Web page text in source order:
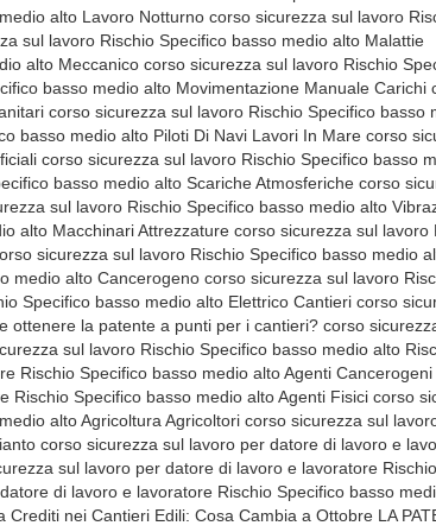
co basso medio alto Rischio Esplosioni corso sicurezza sul lavoro per datore di lavoro e lavoratore Rischio Specifico basso medio alto Agenti Cancerogeni Mutageni corso sicurezza sul lavoro per datore di lavoro e lavoratore Rischio Specifico basso medio alto Agenti Fisici corso sicurezza sul lavoro per datore di lavoro e lavoratore Rischio Specifico basso medio alto Agricoltura Agricoltori corso sicurezza sul lavoro per datore di lavoro e lavoratore Rischio Specifico basso medio alto Amianto corso sicurezza sul lavoro per datore di lavoro e lavoratore Rischio Specifico basso medio alto Attrezzature Da Lavoro corso sicurezza sul lavoro per datore di lavoro e lavoratore Rischio Specifico basso medio alto Biologico corso sicurezza sul lavoro per datore di lavoro e lavoratore Rischio Specifico basso medio alto Campi Magnetici Arriva la patente per lavorare nei cantieri Patente a Crediti nei Cantieri Edili: Cosa Cambia a Ottobre LA PATENTE A PUNTI NEI CANTIERI È LEGGE La patente a punti nei cantieri è legge: cos’è, come funziona Decreto PNRR: per accedere al cantiere servirà la patente Patente a punti in edilizia: come funziona il nuovo strumento Patente a punti per i cantieri: ecco come funziona Come ottenere la patente a punti per i cantieri? Patente a punti nei cantieri: di cosa si tratta Patente a punti in edilizia: ecco come funzionerà. Patente a punti per i cantieri: ecco come funziona Tutto sui Patentini in Edilizia corso sicurezza sul lavoro per datore di lavoro e lavoratore Rischio Specifico basso medio alto Cancerogeno corso sicurezza sul lavoro per datore di lavoro e lavoratore Rischio Specifico basso medio alto Chimico corso sicurezza sul lavoro per datore di lavoro e lavoratore Rischio Specifico basso medio alto Chimico corso sicurezza sul lavoro per datore di lavoro e lavoratore Rischio Specifico basso medio alto Comunicazione corso sicurezza sul lavoro per datore di lavoro e lavoratore Rischio Specifico basso medio alto Da Interferenze Duvri corso sicurezza sul lavoro per datore di lavoro e lavoratore Rischio Specifico basso medio alto Ditta Appaltatrici corso sicurezza sul lavoro per datore di lavoro e lavoratore Rischio Specifico basso medio alto Ditte Appaltanti corso sicurezza sul lavoro per datore di lavoro e lavoratore Rischio Specifico basso medio alto Elettrico corso sicurezza sul lavoro per datore di lavoro e lavoratore Rischio Specifico basso medio alto Elettrico Cantieri corso sicurezza sul lavoro per datore di lavoro e lavoratore Rischio Specifico basso medio alto Finanziario corso sicurezza sul lavoro per datore di lavoro e lavoratore Rischio Specifico basso medio alto Lavori In Strada corso sicurezza sul lavoro per datore di lavoro e lavoratore Rischio Specifico basso medio alto Lavoro Notturno corso sicurezza sul lavoro per datore di lavoro e lavoratore Rischio Specifico basso medio alto Luoghi Ambienti Di Lavoro corso sicurezza sul lavoro per datore di lavoro e lavoratore Rischio Specifico basso medio alto Macchinari Attrezzature corso sicurezza sul lavoro per datore di lavoro e lavoratore Rischio Specifico basso medio alto Macrosettore Costruzioni Cantieri Edili corso sicurezza sul lavoro per datore di lavoro e lavoratore Rischio Specifico basso medio alto Macrosettore Estrazione Minerali Arriva la patente per lavorare nei cantieri Patente a Crediti nei Cantieri Edili: Cosa Cambia a Ottobre LA PATENTE A PUNTI NEI CANTIERI È LEGGE La patente a punti nei cantieri è legge: cos’è, come funziona Decreto PNRR: per accedere al cantiere servirà la patente Patente a punti in edilizia: come funziona il nuovo strumento Patente a punti per i cantieri: ecco come funziona Come ottenere la patente a punti per i cantieri? Patente a punti nei cantieri: di cosa si tratta Patente a punti in edilizia: ecco come funzionerà. Patente a punti per i cantieri: ecco come funziona Tutto sui Patentini in Edilizia corso sicurezza sul lavoro per datore di lavoro e lavoratore Rischio Specifico basso medio alto Macrosettore Forestale corso sicurezza sul lavoro per datore di lavoro e lavoratore Rischio Specifico basso medio alto Macrosettore Industria corso sicurezza sul lavoro per datore di lavoro e lavoratore Rischio Specifico basso medio alto Macrosettore Industria Alimentare corso sicurezza sul lavoro per datore di lavoro e lavoratore Rischio Specifico basso medio alto Macrosettore Svinicoltura Agricoltura corso sicurezza sul lavoro per datore di lavoro e lavoratore Rischio Specifico basso medio alto Macrosettore Trasporti corso sicurezza sul lavoro per datore di lavoro e lavoratore Rischio Specifico basso medio alto Malattie Professionali corso sicurezza sul lavoro per datore di lavoro e lavoratore Rischio Specifico basso medio alto Meccanico corso sicurezza sul lavoro per datore di lavoro e lavoratore Rischio Specifico basso medio alto Microclima corso sicurezza sul lavoro per datore di lavoro e lavoratore Rischio Specifico basso medio alto Movimentazione Manuale Carichi corso sicurezza sul lavoro per datore di lavoro e lavoratore Rischio Specifico basso medio alto Operatori Sanitari corso sicurezza sul lavoro per datore di lavoro e lavoratore Rischio Specifico basso medio alto Piloti Aerei E Hostess corso sicurezza sul lavoro per datore di lavoro e lavoratore Rischio Specifico basso medio alto Piloti Di Navi Lavori In Mare corso sicurezza sul lavoro per datore di lavoro e lavoratore Rischio Specifico basso medio alto Polveri Sottili Aereodisperse corso sicurezza sul lavoro per datore di lavoro e lavoratore Rischio Specifico basso medio alto Radiazioni Ottiche Artificiali corso sicurezza sul lavoro per datore di lavoro e lavoratore Rischio Specifico basso medio alto Radiazioni Solari Outdoor corso sicurezza sul lavoro per datore di lavoro e lavoratore Rischio Specifico basso medio alto Rischio Biologico corso sicurezza sul lavoro per datore di lavoro e lavoratore Rischio Specifico basso medio alto Rischio Esplosioni corso sicurezza sul lavoro per datore di lavoro e lavoratore Rischio Specifico basso medio alto Scariche Atmosferiche corso sicurezza sul lavoro per datore di lavoro e lavoratore Rischio Specifico basso medio alto Segnaletica corso sicurezza sul lavoro per datore di lavoro e lavoratore Rischio Specifico basso medio alto Sostanze Pericolose Agenti Cancerogeni corso sicurezza sul lavoro per datore di lavoro e lavoratore Rischio Specifico basso medio alto Vibrazioni Meccaniche corso sicurezza sul lavoro per datore di lavoro e lavoratore Rischio Specifico basso medio alto Videoterminalisti corso sicurezza sul lavoro per datore di lavoro e lavoratore Rischio Specifico basso medio alto Macrosettore Pesca contratto collettivo nazionale del lavoro Ccnl agricoltura azienda agricola come aprire cantiere edile temporaneo e mobile cantieri navali uffici ufficio srl spa preventivo preventivi haccp sicurezza sul lavoro medicina del lavoro analsi acqua e legionella e alimenti batteriologica e chimica pozzi piscine condomini amministratori amministratore datore rspp di lavoro lavoratori lavoratore lavoratrice lavoratrici preposto preposti rls rlst pav pes pei coordinatore cps cse hse manager dirigente con delega di funzione stress lavoro correlato spazi confinanti dpi 1 2 3 prima seconda terza categoria lavori in alta quota patente patentino patentini gru ple trattore muletto mulettisti mulettista gruista con ruote trasporti su navi treni ple piattaforma elevabili movimentazione terra ruspa rischio chimico agenti fisico biologico movimentazione manuale carichi spazio confinato vibrazioni radiazioni solari ottiche polveri aereo disperse legionella macrosettore e codice ateco pesca estrazioni minerarie industria alimentare lavoro notturno duvri pos documento valutazione rischi manuale haccp standardizzato semplificato rinnovo rinnovare aggiornato aggiornamenti obbligatori obbligatorio obbligatoria documentazione valida validi per legge verificare scaduti scadenza durato corso quiz test finale domande e risposte. Corso Sicurezza sul Lavoro datore di lavoro Rischio Specifico basso medio alto Agenti Cancerogeni Mutageni Corso Sicurezza sul Lavoro datore di lavoro Rischio Specifico basso medio alto Agenti Fisici Corso Sicurezza sul Lavoro datore di lavoro Rischio Specifico basso medio alto Agricoltura Agricoltori Corso Sicurezza sul Lavoro datore di lavoro Rischio Specifico basso medio alto Amianto Corso Sicurezza sul Lavoro datore di lavoro Rischio Specifico basso medio alto Attrezzature Da Lavoro Corso Sicurezza sul Lavoro datore di lavoro Rischio Specifico basso medio alto Biologico Corso Sicurezza sul Lavoro datore di lavoro Rischio Specifico basso medio alto Campi Magnetici Corso Sicurezza sul Lavoro datore di lavoro Rischio Specifico basso medio alto